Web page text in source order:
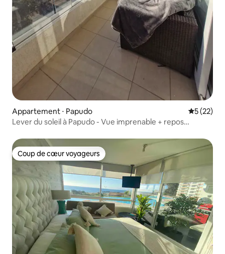
Appartement ⋅ Papudo
5 (22)
Lever du soleil à Papudo - Vue imprenable + repos
Coup de cœur voyageurs
Coup de cœur voyageurs